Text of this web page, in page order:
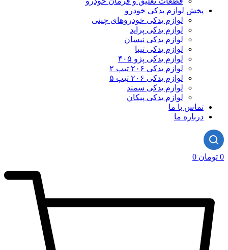
پخش لوازم یدکی خودرو
لوازم یدکی خودروهای چینی
لوازم یدکی پراید
لوازم یدکی نیسان
لوازم یدکی تیبا
لوازم یدکی پژو ۴۰۵
لوازم یدکی ۲۰۶ تیپ ۲
لوازم یدکی ۲۰۶ تیپ ۵
لوازم یدکی سمند
لوازم یدکی پیکان
تماس با ما
درباره ما
0 تومان 0